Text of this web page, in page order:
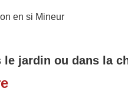
en si Mineur
jardin ou dans la